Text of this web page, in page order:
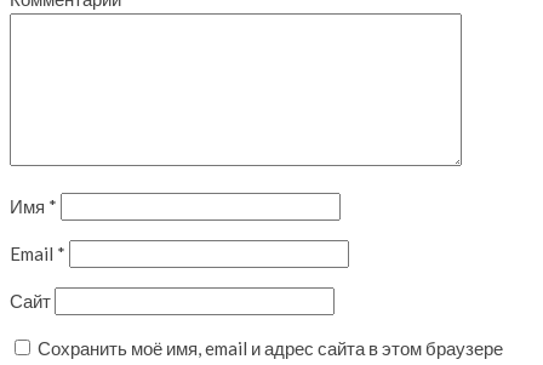
Имя *
Email *
Сайт
Сохранить моё имя, email и адрес сайта в этом браузере